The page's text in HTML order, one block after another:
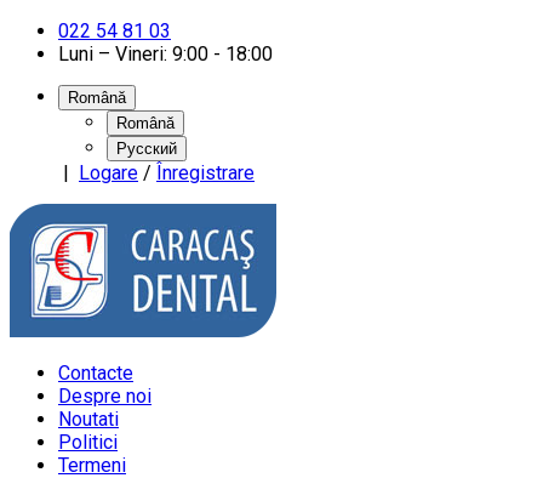
022 54 81 03
Luni – Vineri: 9:00 - 18:00
Română
Română
Русский
| Logare / Înregistrare
Contacte
Despre noi
Noutati
Politici
Termeni